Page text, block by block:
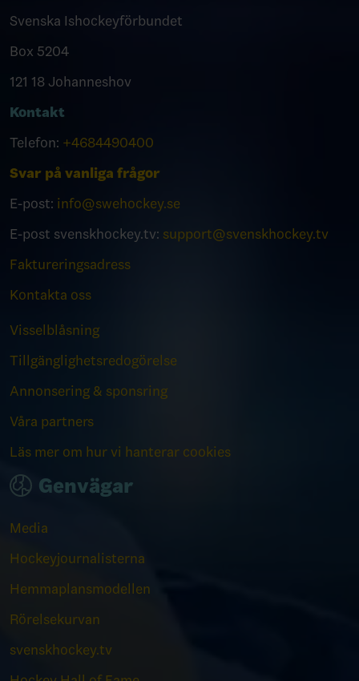
Svenska Ishockeyförbundet
Box 5204
121 18 Johanneshov
Kontakt
Telefon: +4684490400
Svar på vanliga frågor
E-post: info@swehockey.se
E-post svenskhockey.tv: support@svenskhockey.tv
Faktureringsadress
Kontakta oss
Visselblåsning
Tillgänglighetsredogörelse
Annonsering & sponsring
Våra partners
Läs mer om hur vi hanterar cookies
Genvägar
Media
Hockeyjournalisterna
Hemmaplansmodellen
Rörelsekurvan
svenskhockey.tv